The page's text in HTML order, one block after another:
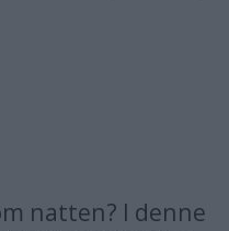
natten? I denne